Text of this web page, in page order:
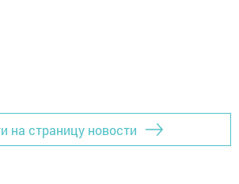
на страницу новости